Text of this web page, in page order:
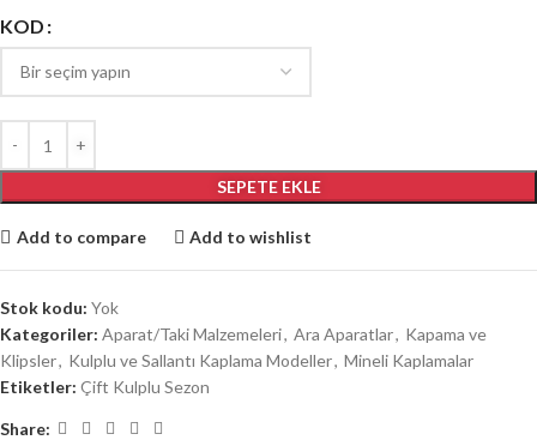
KOD
SEPETE EKLE
Add to compare Add to wishlist
Stok kodu: Yok
Kategoriler: Aparat/Taki Malzemeleri, Ara Aparatlar, Kapama ve
Klipsler, Kulplu ve Sallantı Kaplama Modeller, Mineli Kaplamalar
Etiketler: Çift Kulplu Sezon
Share: